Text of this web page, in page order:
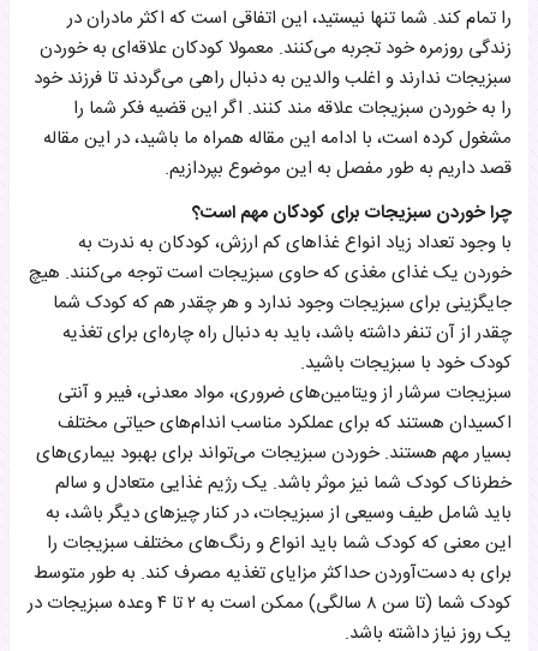
را تمام کند. شما تنها نیستید، این اتفاقی است که اکثر مادران در
زندگی روزمره خود تجربه می‌کنند. معمولا کودکان علاقه‌ای به خوردن
سبزیجات ندارند و اغلب والدین به دنبال راهی می‌گردند تا فرزند خود
را به خوردن سبزیجات علاقه مند کنند. اگر این قضیه فکر شما را
مشغول کرده است، با ادامه این مقاله همراه ما باشید، در این مقاله
قصد داریم به طور مفصل به این موضوع بپردازیم.
چرا خوردن سبزیجات برای کودکان مهم است؟
با وجود تعداد زیاد انواع غذاهای کم ارزش، کودکان به ندرت به
خوردن یک غذای مغذی که حاوی سبزیجات است توجه می‌کنند. هیچ
جایگزینی برای سبزیجات وجود ندارد و هر چقدر هم که کودک شما
چقدر از آن تنفر داشته باشد، باید به دنبال راه چاره‌ای برای تغذیه
کودک خود با سبزیجات باشید.
سبزیجات سرشار از ویتامین‌های ضروری، مواد معدنی، فیبر و آنتی
اکسیدان هستند که برای عملکرد مناسب اندام‌های حیاتی مختلف
بسیار مهم هستند. خوردن سبزیجات می‌تواند برای بهبود بیماری‌های
خطرناک کودک شما نیز موثر باشد. یک رژیم غذایی متعادل و سالم
باید شامل طیف وسیعی از سبزیجات، در کنار چیز‌های دیگر باشد، به
این معنی که کودک شما باید انواع و رنگ‌های مختلف سبزیجات را
برای به دست‌آوردن حداکثر مزایای تغذیه مصرف کند. به طور متوسط
کودک شما (تا سن ۸ سالگی) ممکن است به ۲ تا ۴ وعده سبزیجات در
یک روز نیاز داشته باشد.